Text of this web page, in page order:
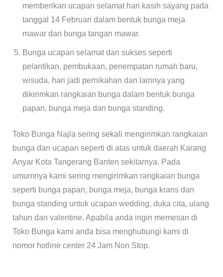
memberikan ucapan selamat hari kasih sayang pada
tanggal 14 Februari dalam bentuk bunga meja
mawar dan bunga tangan mawar.
Bunga ucapan selamat dan sukses seperti
pelantikan, pembukaan, penempatan rumah baru,
wisuda, hari jadi pernikahan dan lainnya yang
dikirimkan rangkaian bunga dalam bentuk bunga
papan, bunga meja dan bunga standing.
Toko Bunga Najla sering sekali mengirimkan rangkaian
bunga dan ucapan seperti di atas untuk daerah Karang
Anyar Kota Tangerang Banten sekitarnya. Pada
umumnya kami sering mengirimkan rangkaian bunga
seperti bunga papan, bunga meja, bunga krans dan
bunga standing untuk ucapan wedding, duka cita, ulang
tahun dan valentine. Apabila anda ingin memesan di
Toko Bunga kami anda bisa menghubungi kami di
nomor hotline center 24 Jam Non Stop.